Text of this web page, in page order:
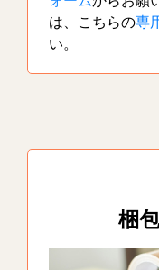
は、こちらの専
い。
梱